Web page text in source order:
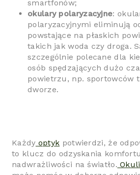
smartfonów;
okulary polaryzacyjne:
polaryzacyjnymi eliminują
powstające na płaskich
takich jak woda czy droga.
szczególnie polecane dla
osób spędzających dużo
powietrzu, np. sportowców
dworze.
Każdy optyk potwierdzi, że
to klucz do odzyskania
nadwrażliwości na światło.